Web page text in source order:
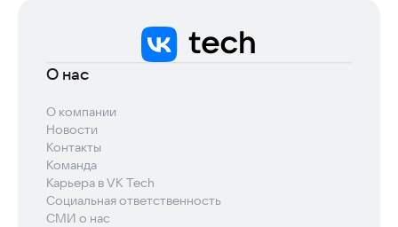
О нас
О компании
Новости
Контакты
Команда
Карьера в VK Tech
Социальная ответственность
СМИ о нас